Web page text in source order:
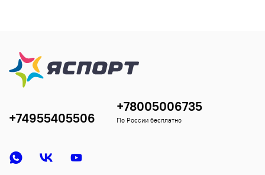
+74955405506
+78005006735
По России бесплатно